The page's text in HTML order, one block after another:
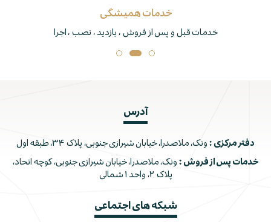
خدمات همیشگی
خدمات قبل و پس از فروش ، بازدید ، نصب ، اجرا
آدرس
دفتر مرکزی : ونک، ملاصدرا، خیابان شیرازی جنوبی، پلاک ۳۴، طبقه اول
خدمات پس از فروش : ونک، ملاصدرا، خیابان شیرازی جنوبی، کوچه اتحاد،
پلاک ۲، واحد ۱ شمالی
شبکه های اجتماعی